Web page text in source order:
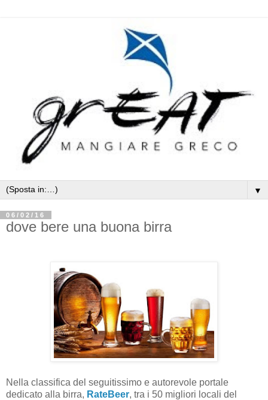
▼
06/02/16
dove bere una buona birra
Nella classifica del seguitissimo e autorevole portale
dedicato alla birra, RateBeer, tra i 50 migliori locali del